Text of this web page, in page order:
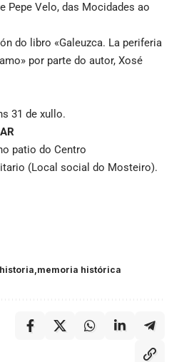
Pepe Velo, das Mocidades ao
do libro «Galeuzca. La periferia
por parte do autor, Xosé
31 de xullo.
patio do Centro
(Local social do Mosteiro).
historia memoria histórica